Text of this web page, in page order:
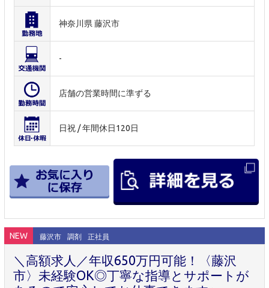
神奈川県 藤沢市
-
店舗の営業時間に準ずる
日祝 / 年間休日120日
NEW 藤沢市 調剤 正社員
＼高額求人／年収650万円可能！〈藤沢
市〉未経験OK◎丁寧な指導とサポートが